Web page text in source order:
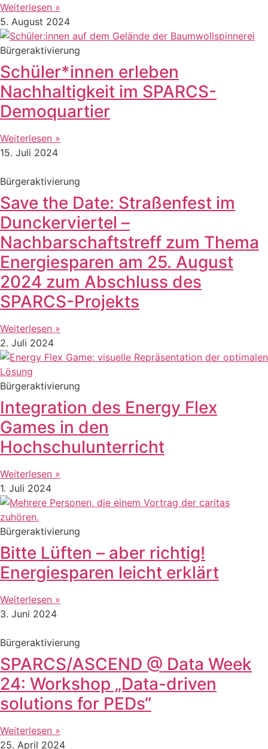
Weiterlesen »
5. August 2024
Bürgeraktivierung
Schüler*innen erleben
Nachhaltigkeit im SPARCS-
Demoquartier
Weiterlesen »
15. Juli 2024
Bürgeraktivierung
Save the Date: Straßenfest im
Dunckerviertel –
Nachbarschaftstreff zum Thema
Energiesparen am 25. August
2024 zum Abschluss des
SPARCS-Projekts
Weiterlesen »
2. Juli 2024
Bürgeraktivierung
Integration des Energy Flex
Games in den
Hochschulunterricht
Weiterlesen »
1. Juli 2024
Bürgeraktivierung
Bitte Lüften – aber richtig!
Energiesparen leicht erklärt
Weiterlesen »
3. Juni 2024
Bürgeraktivierung
SPARCS/ASCEND @ Data Week
24: Workshop „Data-driven
solutions for PEDs“
Weiterlesen »
25. April 2024